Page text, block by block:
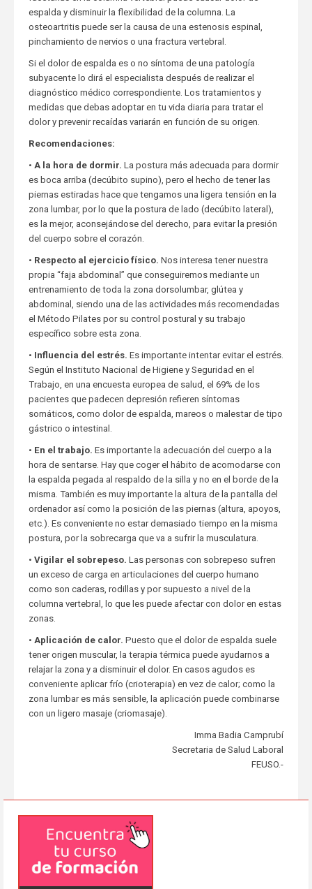
espalda y disminuir la flexibilidad de la columna. La
osteoartritis puede ser la causa de una estenosis espinal,
pinchamiento de nervios o una fractura vertebral.
Si el dolor de espalda es o no síntoma de una patología
subyacente lo dirá el especialista después de realizar el
diagnóstico médico correspondiente. Los tratamientos y
medidas que debas adoptar en tu vida diaria para tratar el
dolor y prevenir recaídas variarán en función de su origen.
Recomendaciones:
• A la hora de dormir. La postura más adecuada para dormir
es boca arriba (decúbito supino), pero el hecho de tener las
piernas estiradas hace que tengamos una ligera tensión en la
zona lumbar, por lo que la postura de lado (decúbito lateral),
es la mejor, aconsejándose del derecho, para evitar la presión
del cuerpo sobre el corazón.
• Respecto al ejercicio físico. Nos interesa tener nuestra
propia “faja abdominal” que conseguiremos mediante un
entrenamiento de toda la zona dorsolumbar, glútea y
abdominal, siendo una de las actividades más recomendadas
el Método Pilates por su control postural y su trabajo
específico sobre esta zona.
• Influencia del estrés. Es importante intentar evitar el estrés.
Según el Instituto Nacional de Higiene y Seguridad en el
Trabajo, en una encuesta europea de salud, el 69% de los
pacientes que padecen depresión refieren síntomas
somáticos, como dolor de espalda, mareos o malestar de tipo
gástrico o intestinal.
• En el trabajo. Es importante la adecuación del cuerpo a la
hora de sentarse. Hay que coger el hábito de acomodarse con
la espalda pegada al respaldo de la silla y no en el borde de la
misma. También es muy importante la altura de la pantalla del
ordenador así como la posición de las piernas (altura, apoyos,
etc.). Es conveniente no estar demasiado tiempo en la misma
postura, por la sobrecarga que va a sufrir la musculatura.
• Vigilar el sobrepeso. Las personas con sobrepeso sufren
un exceso de carga en articulaciones del cuerpo humano
como son caderas, rodillas y por supuesto a nivel de la
columna vertebral, lo que les puede afectar con dolor en estas
zonas.
• Aplicación de calor. Puesto que el dolor de espalda suele
tener origen muscular, la terapia térmica puede ayudarnos a
relajar la zona y a disminuir el dolor. En casos agudos es
conveniente aplicar frío (crioterapia) en vez de calor; como la
zona lumbar es más sensible, la aplicación puede combinarse
con un ligero masaje (criomasaje).
Imma Badia Camprubí
Secretaria de Salud Laboral
FEUSO.-